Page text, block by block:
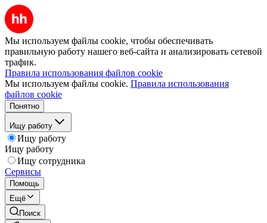
Мы используем файлы cookie, чтобы обеспечивать
правильную работу нашего веб-сайта и анализировать сетевой
трафик.
Правила использования файлов cookie
Мы используем файлы cookie. Правила использования
файлов cookie
Понятно
Ищу работу
Ищу работу
Ищу работу
Ищу сотрудника
Сервисы
Помощь
Ещё
Поиск